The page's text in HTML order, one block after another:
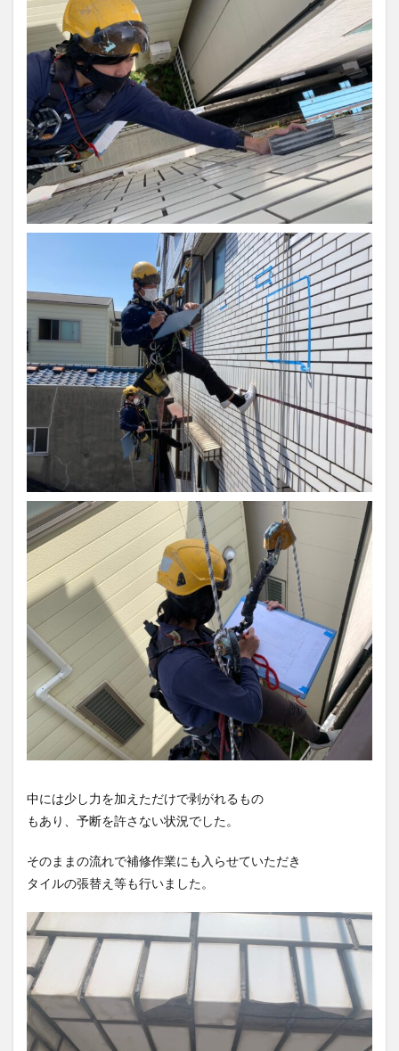
中には少し力を加えただけで剥がれるもの
もあり、予断を許さない状況でした。
そのままの流れで補修作業にも入らせていただき
タイルの張替え等も行いました。